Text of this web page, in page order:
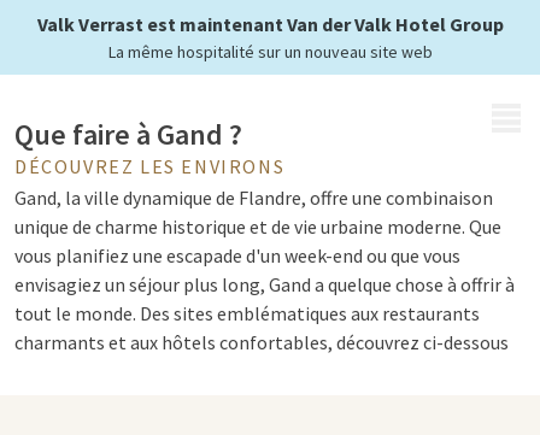
Valk Verrast est maintenant Van der Valk Hotel Group
La même hospitalité sur un nouveau site web
Que faire à Gand ?
DÉCOUVREZ LES ENVIRONS
Gand, la ville dynamique de Flandre, offre une combinaison
unique de charme historique et de vie urbaine moderne. Que
vous planifiez une escapade d'un week-end ou que vous
envisagiez un séjour plus long, Gand a quelque chose à offrir à
tout le monde. Des sites emblématiques aux restaurants
charmants et aux hôtels confortables, découvrez ci-dessous